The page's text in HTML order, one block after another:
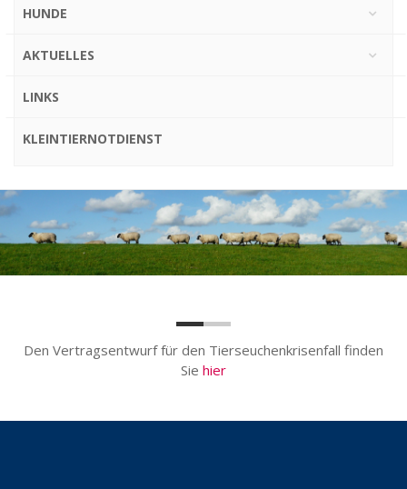
HUNDE
AKTUELLES
LINKS
KLEINTIERNOTDIENST
Den Vertragsentwurf für den Tierseuchenkrisenfall finden
Sie hier